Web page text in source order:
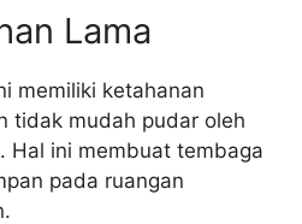
Lama
memiliki ketahanan
tidak mudah pudar oleh
Hal ini membuat tembaga
pada ruangan